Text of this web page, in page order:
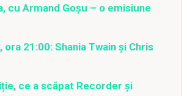
cu Armand Goșu – o emisiune
ora 21:00: Shania Twain și Chris
ce a scăpat Recorder și